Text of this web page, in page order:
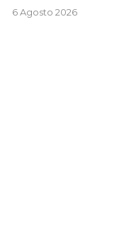
6 Agosto 2026